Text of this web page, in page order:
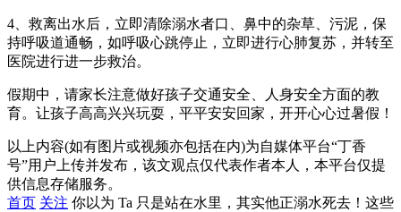
4、救离出水后，立即清除溺水者口、鼻中的杂草、污泥，保
持呼吸道通畅，如呼吸心跳停止，立即进行心肺复苏，并转至
医院进行进一步救治。
假期中，请家长注意做好孩子交通安全、人身安全方面的教
育。让孩子高高兴兴玩耍，平平安安回家，开开心心过暑假！
以上内容(如有图片或视频亦包括在内)为自媒体平台“丁香
号”用户上传并发布，该文观点仅代表作者本人，本平台仅提
供信息存储服务。
首页 关注 你以为 Ta 只是站在水里，其实他正溺水死去！这些